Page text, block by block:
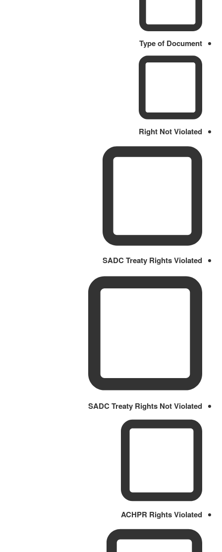
Type of Document
Right Not Violated
SADC Treaty Rights Violated
SADC Treaty Rights Not Violated
ACHPR Rights Violated